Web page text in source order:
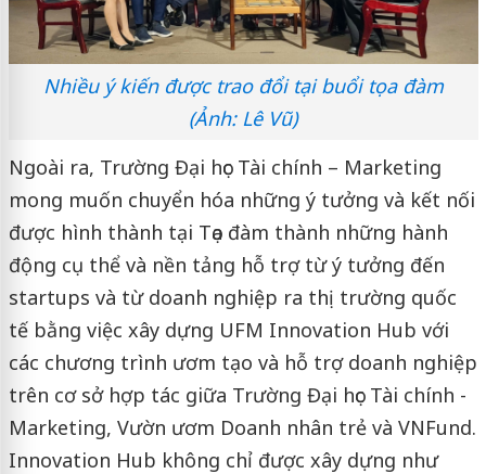
Nhiều ý kiến được trao đổi tại buổi tọa đàm
(Ảnh: Lê Vũ)
Ngoài ra, Trường Đại học Tài chính – Marketing
mong muốn chuyển hóa những ý tưởng và kết nối
được hình thành tại Tọa đàm thành những hành
động cụ thể và nền tảng hỗ trợ từ ý tưởng đến
startups và từ doanh nghiệp ra thị trường quốc
tế bằng việc xây dựng UFM Innovation Hub với
các chương trình ươm tạo và hỗ trợ doanh nghiệp
trên cơ sở hợp tác giữa Trường Đại học Tài chính -
Marketing, Vườn ươm Doanh nhân trẻ và VNFund.
Innovation Hub không chỉ được xây dựng như